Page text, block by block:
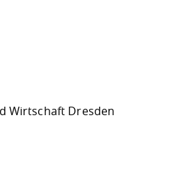
Wirtschaft Dresden